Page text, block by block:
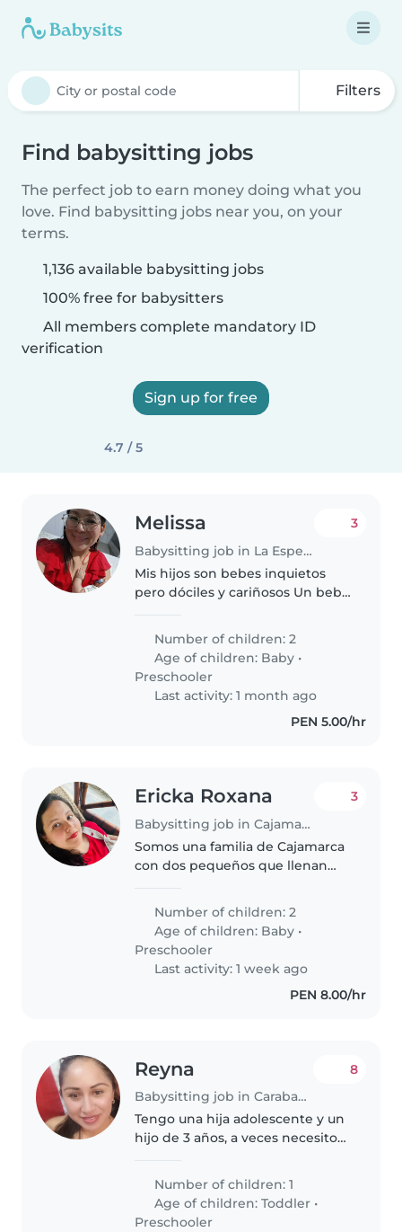
Filters
Find babysitting jobs
The perfect job to earn money doing what you
love. Find babysitting jobs near you, on your
terms.
1,136 available babysitting jobs
100% free for babysitters
All members complete mandatory ID
verification
Sign up for free
4.7 / 5
Melissa
Babysitting job in La Esperanza (Departamento de La Libertad)
3
Mis hijos son bebes inquietos
pero dóciles y cariñosos Un bebe
exploración y una niña de 3 años
va a pre Kinder es para despues
del jardín jugar y hacer alguna..
Number of children: 2
Age of children: Baby •
Preschooler
Last activity: 1 month ago
PEN 5.00/hr
Ericka Roxana
Babysitting job in Cajamarca
3
Somos una familia de Cajamarca
con dos pequeños que llenan
cariñoso, curioso y lleno de
energía, y un bebé de 8 meses
que está..
Number of children: 2
Age of children: Baby •
Preschooler
Last activity: 1 week ago
PEN 8.00/hr
Reyna
Babysitting job in Carabayllo
8
Tengo una hija adolescente y un
hijo de 3 años, a veces necesito
noche porque trabajo y no tengo
con quien dejarlo, mi hijo es muy
energético, cariñoso,..
Number of children: 1
Age of children:Toddler •
Preschooler